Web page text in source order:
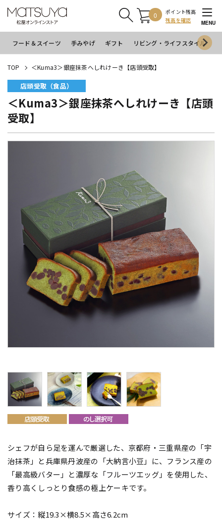
0
ポイント残高
残高を確認
MENU
フード＆スイーツ 手みやげ ギフト リビング・ライフスタイル
TOP ＜Kuma3＞銀座抹茶へしれけーき【店頭受取】
店頭受取（食品）
＜Kuma3＞銀座抹茶へしれけーき【店頭
受取】
シェフが自ら足を運んで厳選した、京都府・三重県産の「宇
治抹茶」と兵庫県丹波産の「大納言小豆」に、フランス産の
「最高級バター」と濃厚な「フルーツエッグ」を使用した、
香り高くしっとり食感の極上ケーキです。
サイズ：縦19.3×横8.5×高さ6.2cm